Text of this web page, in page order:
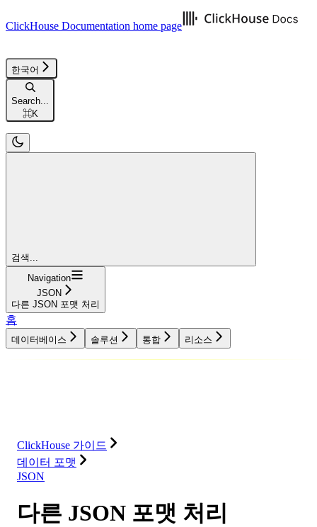
ClickHouse Documentation home page
한국어
Search...
⌘K
검색...
Navigation
JSON
다른 JSON 포맷 처리
홈
데이터베이스 솔루션 통합 리소스
ClickHouse 가이드
데이터 포맷
JSON
다른 JSON 포맷 처리